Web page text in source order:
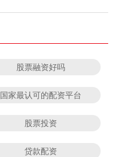
股票融资好吗
国家最认可的配资平台
股票投资
贷款配资